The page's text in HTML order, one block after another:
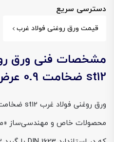
دسترسی سریع
قیمت ورق روغنی فولاد غرب
مشخصات فنی ورق
st12 ضخامت 0.9 عرض 1250
محصولات خاص و مهندسی‌ساز